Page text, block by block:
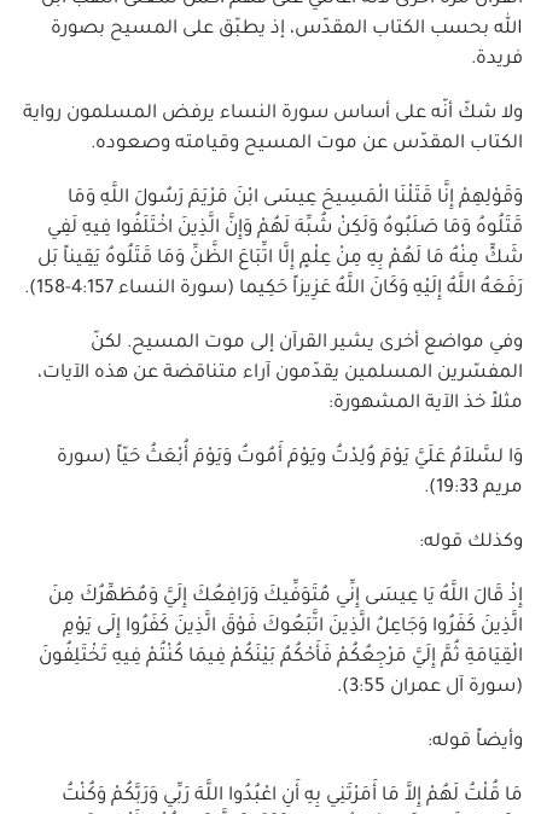
الله بحسب الكتاب المقدّس، إذ يطبّق على المسيح بصورة
فريدة.
ولا شكّ أنّه على أساس سورة النساء يرفض المسلمون رواية
الكتاب المقدّس عن موت المسيح وقيامته وصعوده.
وَقَوْلِهِمْ إِنَّا قَتَلْنَا الْمَسِيحَ عِيسَى ابْنَ مَرْيَمَ رَسُولَ اللَّهِ وَمَا
قَتَلُوهُ وَمَا صَلَبُوهُ وَلَكِنْ شُبِّهَ لَهُمْ وَإِنَّ الَّذِينَ اخْتَلَفُوا فِيهِ لَفِي
شَكٍّ مِنْهُ مَا لَهُمْ بِهِ مِنْ عِلْمٍ إِلَّا اتِّبَاعَ الظَّنِّ وَمَا قَتَلُوهُ يَقِيناً بَل
رَفَعَهُ اللَّهُ إِلَيْهِ وَكَانَ اللَّهُ عَزِيزاً حَكِيما (سورة النساء 4:157-158).
وفي مواضع أخرى يشير القرآن إلى موت المسيح. لكنّ
المفسّرين المسلمين يقدّمون آراء متناقضة عن هذه الآيات،
مثلاً خذ الآية المشهورة:
وَا لسَّلاَمُ عَلَيَّ يَوْمَ وُلِدْتُ ويَوْمَ أَمُوتُ وَيَوْمَ أُبْعَثُ حَيّاً (سورة
مريم 19:33).
وكذلك قوله:
إِذْ قَالَ اللَّهُ يَا عِيسَى إِنِّي مُتَوَفِّيكَ وَرَافِعُكَ إِلَيَّ وَمُطَهِّرُكَ مِنَ
الَّذِينَ كَفَرُوا وَجَاعِلُ الَّذِينَ اتَّبَعُوكَ فَوْقَ الَّذِينَ كَفَرُوا إِلَى يَوْمِ
الْقِيَامَةِ ثُمَّ إِلَيَّ مَرْجِعُكُمْ فَأَحْكُمُ بَيْنَكُمْ فِيمَا كُنْتُمْ فِيهِ تَخْتَلِفُونَ
(سورة آل عمران 3:55).
وأيضاً قوله:
مَا قُلْتُ لَهُمْ إِلاَّ مَا أَمَرْتَنِي بِهِ أَنِ اعْبُدُوا اللَّهَ رَبِّي وَرَبَّكُمْ وَكُنْتُ